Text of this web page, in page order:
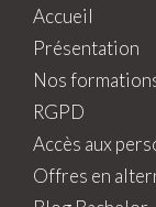
Accueil
Présentation
Nos
RGPD
Accès aux
Offres en